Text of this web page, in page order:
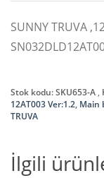
SUNNY TRUVA
Stok kodu:SKU653-A
12AT003 Ver:1.2, Main
TRUVA
İlgili